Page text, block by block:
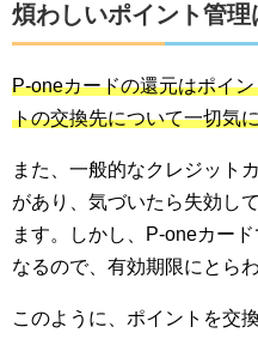
煩わしいポイント管理
P-oneカードの還元はポイ
トの交換先について一切気
また、一般的なクレジット
があり、気づいたら失効し
ます。しかし、P-oneカー
なるので、有効期限にとら
このように、ポイントを交